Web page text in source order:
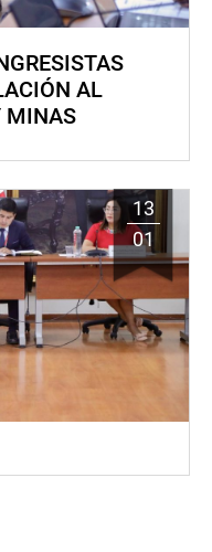
AL
MINAS
13
01